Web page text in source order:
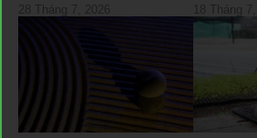
28 Tháng 7, 2026 18 Tháng 7,